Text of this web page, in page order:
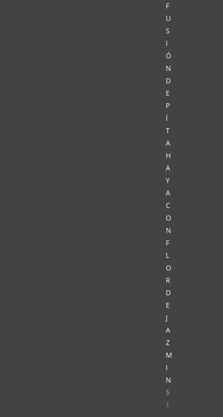
F
U
S
I
Ó
N
D
E
P
Í
T
A
H
A
Y
A
C
O
N
F
L
O
R
D
E
J
A
Z
M
I
N
$
1